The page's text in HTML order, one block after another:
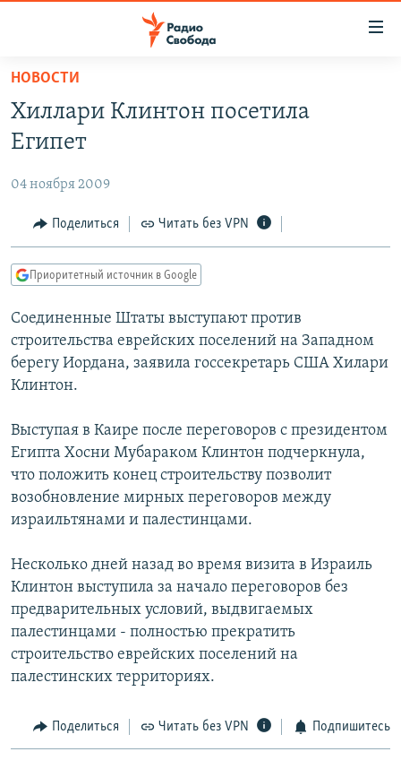
упрощенного
доступа
Вернуться
основному
Вернутся
главной
навигации
Вернутся
поиску
ПОДКАСТЫ
ЦИТАТЫ СВОБОДЫ
МНЕНИЯ
IDEL.РЕАЛИИ
КАВКАЗ.РЕАЛИИ
СЕВЕР.РЕАЛИИ
СИБИРЬ.РЕАЛИИ
ПОДПИШИТЕСЬ НА РАССЫЛКУ
СОЦИАЛЬНЫЕ СЕТИ
Все сайты РСЕ/РС
НОВОСТИ
Хиллари Клинтон посетила
Египет
04 ноября 2009
Поделиться Читать без VPN
Приоритетный источник в Google
Соединенные Штаты выступают против
строительства еврейских поселений на Западном
берегу Иордана, заявила госсекретарь США Хилари
Клинтон.
Выступая в Каире после переговоров с президентом
Египта Хосни Мубараком Клинтон подчеркнула,
что положить конец строительству позволит
возобновление мирных переговоров между
израильтянами и палестинцами.
Несколько дней назад во время визита в Израиль
Клинтон выступила за начало переговоров без
предварительных условий, выдвигаемых
палестинцами - полностью прекратить
строительство еврейских поселений на
палестинских территориях.
Поделиться Читать без VPN Подпишитесь